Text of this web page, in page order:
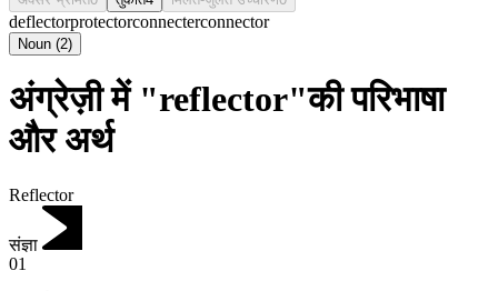
deflectorprotectorconnecterconnector
Noun (2)
अंग्रेज़ी में "reflector"की परिभाषा
और अर्थ
Reflector
संज्ञा
01